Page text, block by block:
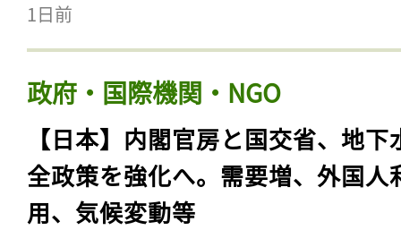
1日前
政府・国際機関・NGO
【日本】内閣官房と国交省、地下
全政策を強化へ。需要増、外国人
用、気候変動等